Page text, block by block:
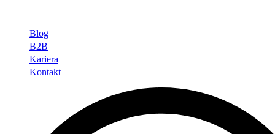
Blog
B2B
Kariera
Kontakt